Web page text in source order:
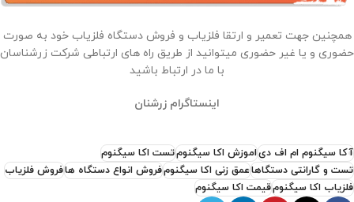
همچنین جهت تعمیر و ارتقا فلزیاب و فروش دستگاه فلزیاب خود به صورت
حضوری و یا غیر حضوری میتوانید از طریق راه های ارتباطی شرکت زرشناسان
با ما در ارتباط باشید
اینستاگرام زرشنان
آکا سیگنوم ام اف دیاموزش اکا سیگنومتست اکا سیگنوم
تست و گارانتی دستگاهاعمق زنی اکا سیگنومفروش انواع دستگاه هافروش فلزیاب
فلزیاب اکا سیگنومقیمت اکا سیگنوم